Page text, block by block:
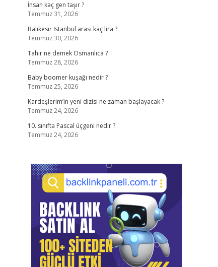
İnsan kaç gen taşır ?
Temmuz 31, 2026
Balıkesir İstanbul arası kaç lira ?
Temmuz 30, 2026
Tahir ne demek Osmanlıca ?
Temmuz 28, 2026
Baby boomer kuşağı nedir ?
Temmuz 25, 2026
Kardeşlerim’in yeni dizisi ne zaman başlayacak ?
Temmuz 24, 2026
10. sınıfta Pascal üçgeni nedir ?
Temmuz 24, 2026